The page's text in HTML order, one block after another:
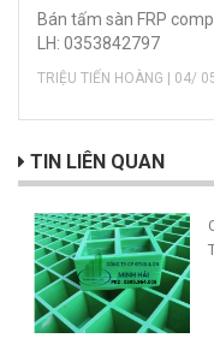
Bán tấm sàn FRP
LH: 0353842797
TRIỆU TIẾN HOÀNG | 04/
TIN LIÊN QUAN